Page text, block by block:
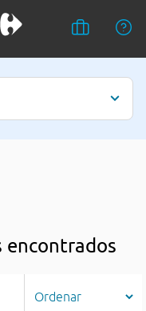
encontrados